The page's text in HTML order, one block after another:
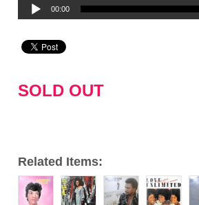
プ
ヤ
00:00
SOLD OUT
Related Items: